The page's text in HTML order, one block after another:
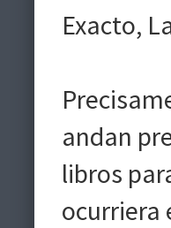
Exacto,
andan
libros
ocurriera